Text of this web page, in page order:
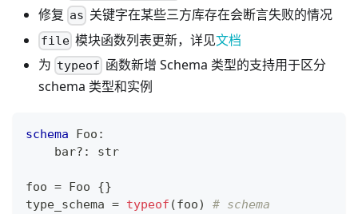
修复 as 关键字在某些三方库存在会断言失败的情况
file 模块函数列表更新，详见文档
为 typeof 函数新增 Schema 类型的支持用于区分
schema 类型和实例
schema Foo :
    bar
? : str
foo = Foo {}
type_schema = typeof (foo) # schema